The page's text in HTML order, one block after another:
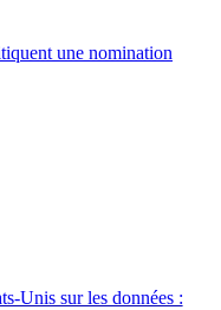
une nomination
Unis sur les données :